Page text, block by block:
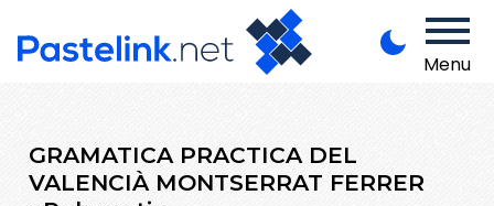
Menu
GRAMATICA PRACTICA DEL
VALENCIÀ MONTSERRAT FERRER